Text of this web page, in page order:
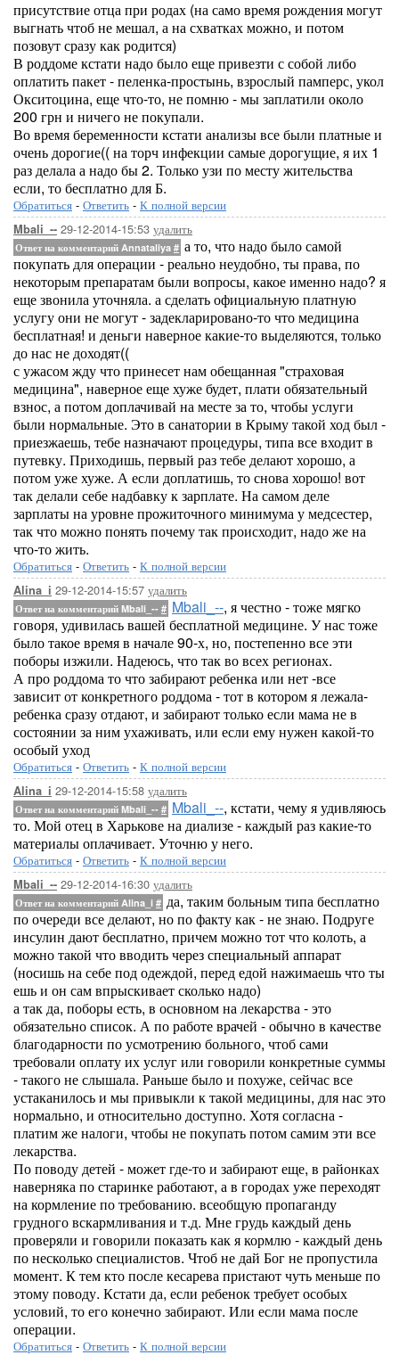
присутствие отца при родах (на само время рождения могут
выгнать чтоб не мешал, а на схватках можно, и потом
позовут сразу как родится)
В роддоме кстати надо было еще привезти с собой либо
оплатить пакет - пеленка-простынь, взрослый памперс, укол
Окситоцина, еще что-то, не помню - мы заплатили около
200 грн и ничего не покупали.
Во время беременности кстати анализы все были платные и
очень дорогие(( на торч инфекции самые дорогущие, я их 1
раз делала а надо бы 2. Только узи по месту жительства
если, то бесплатно для Б.
Обратиться - Ответить - К полной версии
Mbali_-- 29-12-2014-15:53 удалить
Ответ на комментарий Annataliya # а то, что надо было самой
покупать для операции - реально неудобно, ты права, по
некоторым препаратам были вопросы, какое именно надо? я
еще звонила уточняла. а сделать официальную платную
услугу они не могут - задекларировано-то что медицина
бесплатная! и деньги наверное какие-то выделяются, только
до нас не доходят((
с ужасом жду что принесет нам обещанная "страховая
медицина", наверное еще хуже будет, плати обязательный
взнос, а потом доплачивай на месте за то, чтобы услуги
были нормальные. Это в санатории в Крыму такой ход был -
приезжаешь, тебе назначают процедуры, типа все входит в
путевку. Приходишь, первый раз тебе делают хорошо, а
потом уже хуже. А если доплатишь, то снова хорошо! вот
так делали себе надбавку к зарплате. На самом деле
зарплаты на уровне прожиточного минимума у медсестер,
так что можно понять почему так происходит, надо же на
что-то жить.
Обратиться - Ответить - К полной версии
Alina_i 29-12-2014-15:57 удалить
Ответ на комментарий Mbali_-- # Mbali_--, я честно - тоже мягко
говоря, удивилась вашей бесплатной медицине. У нас тоже
было такое время в начале 90-х, но, постепенно все эти
поборы изжили. Надеюсь, что так во всех регионах.
А про роддома то что забирают ребенка или нет -все
зависит от конкретного роддома - тот в котором я лежала-
ребенка сразу отдают, и забирают только если мама не в
состоянии за ним ухаживать, или если ему нужен какой-то
особый уход
Обратиться - Ответить - К полной версии
Alina_i 29-12-2014-15:58 удалить
Ответ на комментарий Mbali_-- # Mbali_--, кстати, чему я удивляюсь
то. Мой отец в Харькове на диализе - каждый раз какие-то
материалы оплачивает. Уточню у него.
Обратиться - Ответить - К полной версии
Mbali_-- 29-12-2014-16:30 удалить
Ответ на комментарий Alina_i # да, таким больным типа бесплатно
по очереди все делают, но по факту как - не знаю. Подруге
инсулин дают бесплатно, причем можно тот что колоть, а
можно такой что вводить через специальный аппарат
(носишь на себе под одеждой, перед едой нажимаешь что ты
ешь и он сам впрыскивает сколько надо)
а так да, поборы есть, в основном на лекарства - это
обязательно список. А по работе врачей - обычно в качестве
благодарности по усмотрению больного, чтоб сами
требовали оплату их услуг или говорили конкретные суммы
- такого не слышала. Раньше было и похуже, сейчас все
устаканилось и мы привыкли к такой медицины, для нас это
нормально, и относительно доступно. Хотя согласна -
платим же налоги, чтобы не покупать потом самим эти все
лекарства.
По поводу детей - может где-то и забирают еще, в районках
наверняка по старинке работают, а в городах уже переходят
на кормление по требованию. всеобщую пропаганду
грудного вскармливания и т.д. Мне грудь каждый день
проверяли и говорили показать как я кормлю - каждый день
по несколько специалистов. Чтоб не дай Бог не пропустила
момент. К тем кто после кесарева пристают чуть меньше по
этому поводу. Кстати да, если ребенок требует особых
условий, то его конечно забирают. Или если мама после
операции.
Обратиться - Ответить - К полной версии